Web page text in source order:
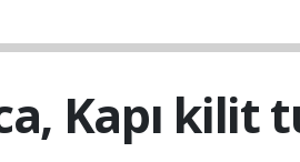
Kapı kilit